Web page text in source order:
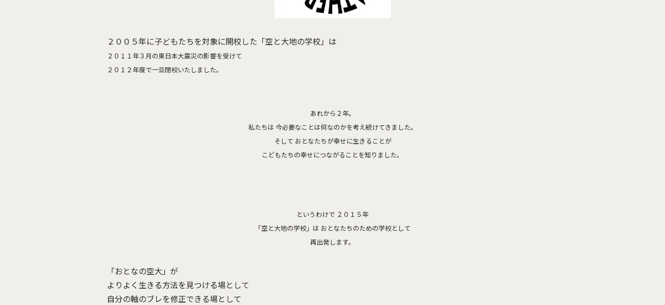
２００５年に子どもたちを対象に開校した「空と大地の学校」は
２０１１年３月の東日本大震災の影響を受けて
２０１２年度で一旦閉校いたしました。
あれから２年。
私たちは 今必要なことは何なのかを考え続けてきました。
そして おとなたちが幸せに生きることが
こどもたちの幸せにつながることを知りました。
というわけで ２０１５年
「空と大地の学校」は おとなたちのための学校として
再出発します。
「おとなの空大」が
よりよく生きる方法を見つける場として
自分の軸のブレを修正できる場として